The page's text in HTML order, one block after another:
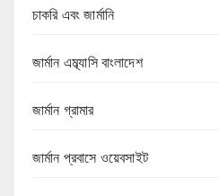
চাকরি এবং জার্মানি
জার্মান এম্ব্যাসি বাংলাদেশ
জার্মান গ্রামার
জার্মান প্রবাসে ওয়েবসাইট